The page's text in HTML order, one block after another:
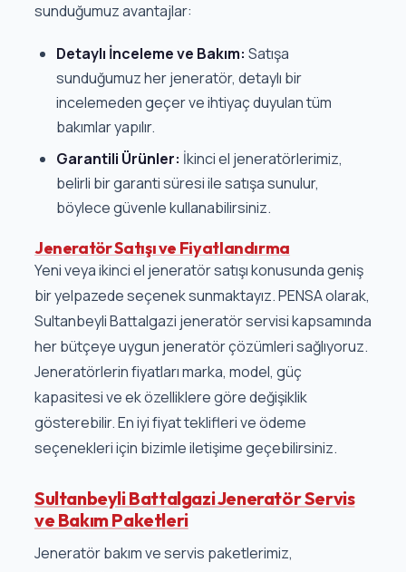
sunduğumuz avantajlar:
Detaylı İnceleme ve Bakım: Satışa
sunduğumuz her jeneratör, detaylı bir
incelemeden geçer ve ihtiyaç duyulan tüm
bakımlar yapılır.
Garantili Ürünler: İkinci el jeneratörlerimiz,
belirli bir garanti süresi ile satışa sunulur,
böylece güvenle kullanabilirsiniz.
Jeneratör Satışı ve Fiyatlandırma
Yeni veya ikinci el jeneratör satışı konusunda geniş
bir yelpazede seçenek sunmaktayız. PENSA olarak,
Sultanbeyli Battalgazi jeneratör servisi kapsamında
her bütçeye uygun jeneratör çözümleri sağlıyoruz.
Jeneratörlerin fiyatları marka, model, güç
kapasitesi ve ek özelliklere göre değişiklik
gösterebilir. En iyi fiyat teklifleri ve ödeme
seçenekleri için bizimle iletişime geçebilirsiniz.
Sultanbeyli Battalgazi Jeneratör Servis
ve Bakım Paketleri
Jeneratör bakım ve servis paketlerimiz,